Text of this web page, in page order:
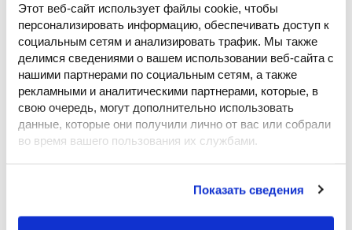
Этот веб-сайт использует файлы cookie, чтобы
персонализировать информацию, обеспечивать доступ к
социальным сетям и анализировать трафик. Мы также
делимся сведениями о вашем использовании веб-сайта с
нашими партнерами по социальным сетям, а также
рекламными и аналитическими партнерами, которые, в
свою очередь, могут дополнительно использовать
данные, которые они получили лично от вас или собрали
во время вашего пользования их службами.
соглашаетесь с использованием файлов cookie, которые
Показать сведения
Непревзойденная информационная безопасность и
контроль достоверности обеспечивается с помощью
неизменяемости цепочки блоков. Это помогает бороться с
мошенничеством и преступностью, повышая
эффективность и доверие между всеми сторонами.